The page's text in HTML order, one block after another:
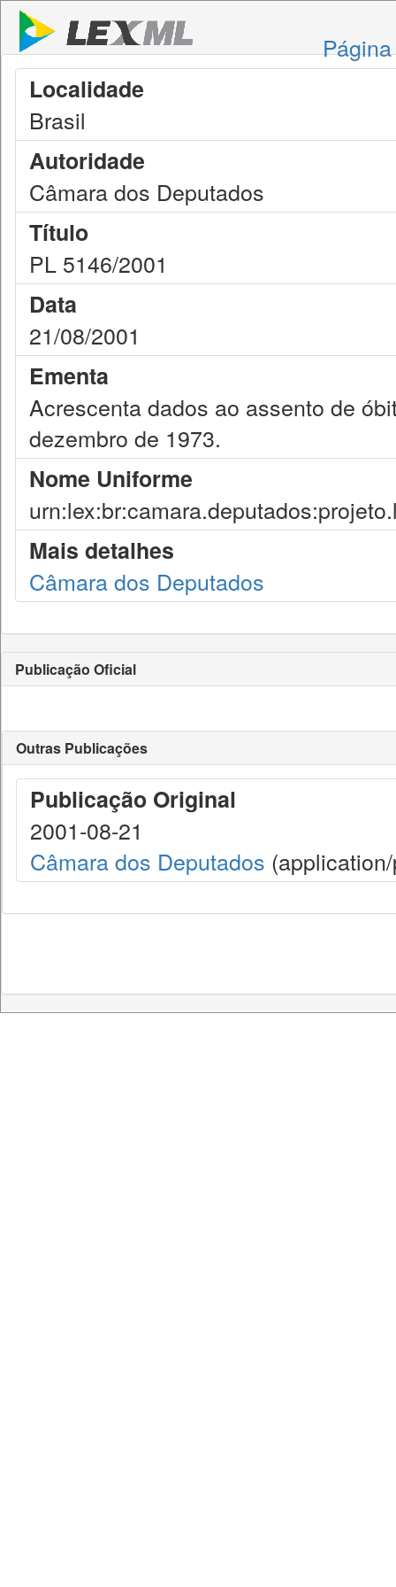
Localidade
Brasil
Autoridade
Câmara dos Deputados
Título
PL 5146/2001
Data
21/08/2001
Ementa
Acrescenta dados ao assento de
dezembro de 1973.
Nome Uniforme
Mais detalhes
Câmara dos Deputados
Publicação Oficial
Outras Publicações
Publicação Original
2001-08-21
Câmara dos Deputados